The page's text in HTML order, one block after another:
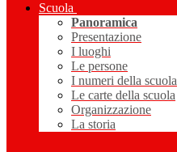
Scuola
Panoramica
Presentazione
I luoghi
Le persone
I numeri della scuola
Le carte della scuola
Organizzazione
La storia